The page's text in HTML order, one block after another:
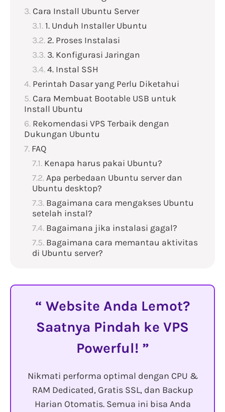
Cara Install Ubuntu Server
1. Unduh Installer Ubuntu
2. Proses Instalasi
3. Konfigurasi Jaringan
4. Instal SSH
Perintah Dasar yang Perlu Diketahui
Cara Membuat Bootable USB untuk
Install Ubuntu
Rekomendasi VPS Terbaik dengan
Dukungan Ubuntu
FAQ
Kenapa harus pakai Ubuntu?
Apa perbedaan Ubuntu server dan
Ubuntu desktop?
Bagaimana cara mengakses Ubuntu
setelah instal?
Bagaimana jika instalasi gagal?
Bagaimana cara memantau aktivitas
di Ubuntu server?
Website Anda Lemot?
Saatnya Pindah ke VPS
Powerful!
Nikmati performa optimal dengan CPU &
RAM Dedicated, Gratis SSL, dan Backup
Harian Otomatis. Semua ini bisa Anda